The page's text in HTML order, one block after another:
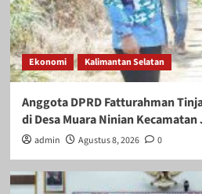
Ekonomi Kalimantan Selatan
Anggota DPRD Fatturahman
di Desa Muara Ninian Kecamatan
admin Agustus 8, 2026 0